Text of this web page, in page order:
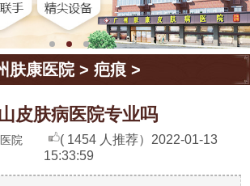
肤康医院>疤痕 >
皮肤病医院专业吗
院 ( 1454 人推荐） 2022-01-13
15:33:59